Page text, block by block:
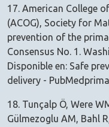
17. American College
(ACOG), Society for
prevention of the
Consensus No. 1.
Disponible en: Safe
delivery -
18. Tunçalp Ö, Were
Gülmezoglu AM, Bahl